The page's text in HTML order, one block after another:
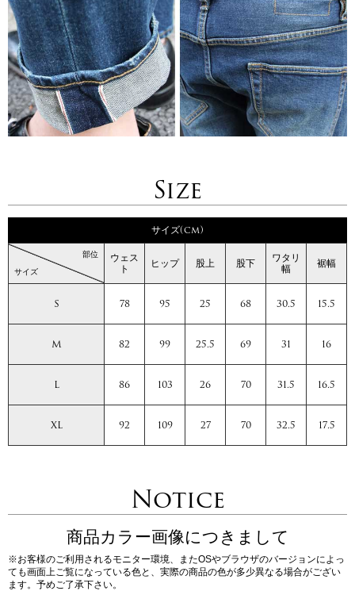
Size
サイズ(cm)
サイズ
部位 ウェス
ト ヒップ 股上 股下 ワタリ
幅 裾幅
S 78 95 25 68 30.5 15.5
M 82 99 25.5 69 31 16
L 86 103 26 70 31.5 16.5
XL 92 109 27 70 32.5 17.5
Notice
商品カラー画像につきまして
※お客様のご利用されるモニター環境、またOSやブラウザのバージョンによっ
ても画面上ご覧になっている色と、実際の商品の色が多少異なる場合がござい
ます。予めご了承下さい。